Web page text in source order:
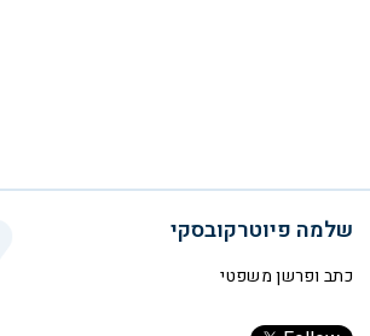
שלמה פיוטרקובסקי
כתב ופרשן משפטי